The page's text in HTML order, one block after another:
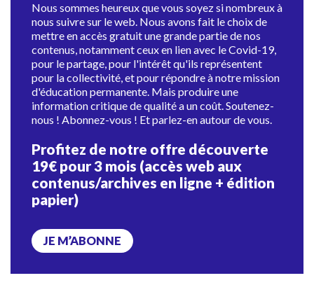
Nous sommes heureux que vous soyez si nombreux à
nous suivre sur le web. Nous avons fait le choix de
mettre en accès gratuit une grande partie de nos
contenus, notamment ceux en lien avec le Covid-19,
pour le partage, pour l'intérêt qu'ils représentent
pour la collectivité, et pour répondre à notre mission
d'éducation permanente. Mais produire une
information critique de qualité a un coût. Soutenez-
nous ! Abonnez-vous ! Et parlez-en autour de vous.
Profitez de notre offre découverte
19€ pour 3 mois (accès web aux
contenus/archives en ligne + édition
papier)
JE M’ABONNE